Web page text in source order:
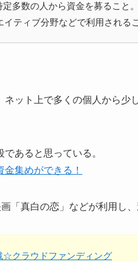
多数の人から資金を募ること
ティブ分野などで利用される
ット上で多くの個人から少
あると思っている。
集めができる！
「真白の恋」などが利用し、
☆クラウドファンディング